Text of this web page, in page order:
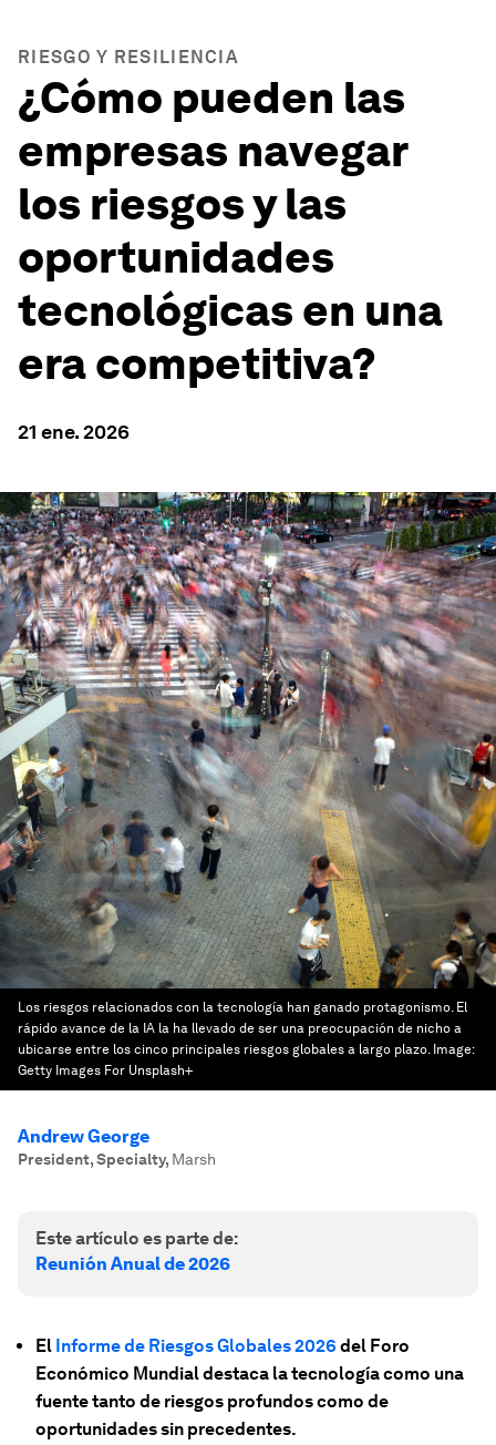
RIESGO Y RESILIENCIA
¿Cómo pueden las
empresas navegar
los riesgos y las
oportunidades
tecnológicas en una
era competitiva?
21 ene. 2026
Los riesgos relacionados con la tecnología han ganado protagonismo. El
rápido avance de la IA la ha llevado de ser una preocupación de nicho a
ubicarse entre los cinco principales riesgos globales a largo plazo. Image:
Getty Images For Unsplash+
Andrew George
President, Specialty, Marsh
Este artículo es parte de:
Reunión Anual de 2026
El Informe de Riesgos Globales 2026 del Foro
Económico Mundial destaca la tecnología como una
fuente tanto de riesgos profundos como de
oportunidades sin precedentes.